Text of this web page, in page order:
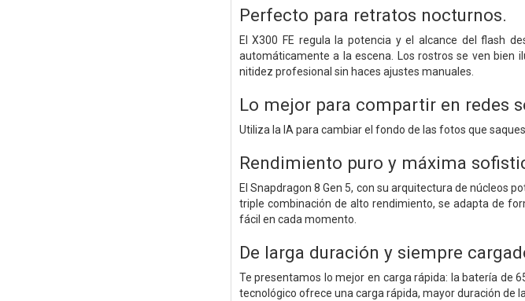
Perfecto para retratos nocturnos.
El X300 FE regula la potencia y el alcance del flash
automáticamente a la escena. Los rostros se ven bien
nitidez profesional sin haces ajustes manuales.
Lo mejor para compartir en redes
Utiliza la IA para cambiar el fondo de las fotos que
Rendimiento puro y máxima
El Snapdragon 8 Gen 5, con su arquitectura de núcleos
triple combinación de alto rendimiento, se adapta de
fácil en cada momento.
De larga duración y siempre
Te presentamos lo mejor en carga rápida: la batería de
tecnológico ofrece una carga rápida, mayor duración de